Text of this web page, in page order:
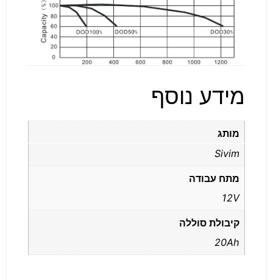
מידע נוסף
מותג
Sivim
מתח עבודה
12V
קיבולת סוללה
20Ah